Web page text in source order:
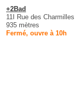
+2Bad
11I Rue des Charmilles
935 mètres
Fermé, ouvre à 10h